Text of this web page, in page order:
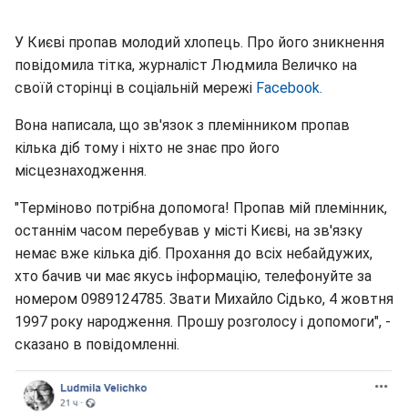
У Києві пропав молодий хлопець. Про його зникнення
повідомила тітка, журналіст Людмила Величко на
своїй сторінці в соціальній мережі Facebook.
Вона написала, що зв'язок з племінником пропав
кілька діб тому і ніхто не знає про його
місцезнаходження.
"Терміново потрібна допомога! Пропав мій племінник,
останнім часом перебував у місті Києві, на зв'язку
немає вже кілька діб. Прохання до всіх небайдужих,
хто бачив чи має якусь інформацію, телефонуйте за
номером 0989124785. Звати Михайло Сідько, 4 жовтня
1997 року народження. Прошу розголосу і допомоги", -
сказано в повідомленні.